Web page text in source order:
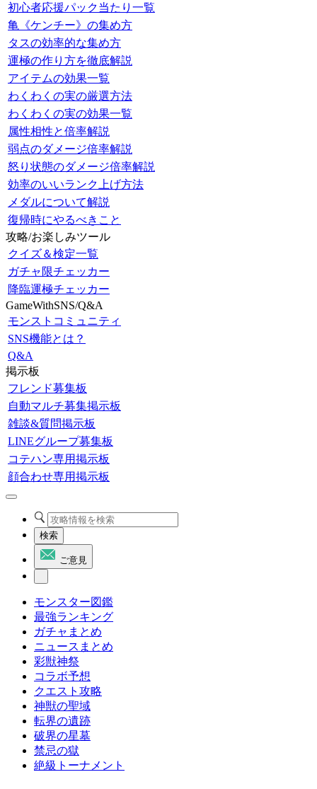
初心者応援パック当たり一覧
亀《ケンチー》の集め方
タスの効率的な集め方
運極の作り方を徹底解説
アイテムの効果一覧
わくわくの実の厳選方法
わくわくの実の効果一覧
属性相性と倍率解説
弱点のダメージ倍率解説
怒り状態のダメージ倍率解説
効率のいいランク上げ方法
メダルについて解説
復帰時にやるべきこと
攻略/お楽しみツール
クイズ＆検定一覧
ガチャ限チェッカー
降臨運極チェッカー
GameWithSNS/Q&A
モンストコミュニティ
SNS機能とは？
Q&A
掲示板
フレンド募集板
自動マルチ募集掲示板
雑談&質問掲示板
LINEグループ募集板
コテハン専用掲示板
顔合わせ専用掲示板
検索
ご意見
モンスター図鑑
最強ランキング
ガチャまとめ
ニュースまとめ
彩獣神祭
コラボ予想
クエスト攻略
神獣の聖域
転界の遺跡
破界の星墓
禁忌の獄
絶級トーナメント